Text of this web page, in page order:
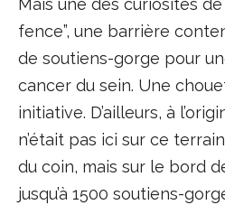
Mais une des curiosités
fence”, une barrière
de soutiens-gorge pour
cancer du sein. Une
initiative. D’ailleurs, à
n’était pas ici sur ce
du coin, mais sur le bord
jusqu’à 1500 soutiens-